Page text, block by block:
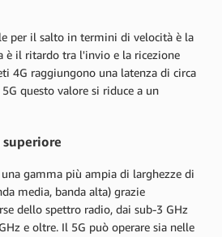
per il salto in termini di velocità è la
è il ritardo tra l'invio e la ricezione
4G raggiungono una latenza di circa
questo valore si riduce a un
gamma più ampia di larghezze di
media, banda alta) grazie
dello spettro radio, dai sub-3 GHz
e oltre. Il 5G può operare sia nelle